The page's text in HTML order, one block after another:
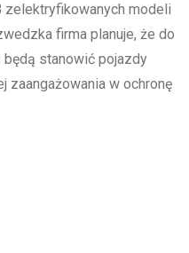
modeli
firma planuje, że do
będą stanowić pojazdy
zaangażowania w ochronę